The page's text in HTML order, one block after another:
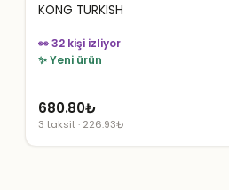
KONG TURKISH
👀 32 kişi izliyor
✨ Yeni ürün
680.80₺
3 taksit · 226.93₺